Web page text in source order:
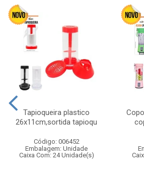
Tapioqueira plastico
26x11cm,sortida tapioqu
Código: 006452
Embalagem: Unidade
Caixa Com: 24 Unidade(s)